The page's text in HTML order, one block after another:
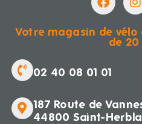
Votre magasin de vélo
de 20
02 40 08 01 01
187 Route de
44800 Saint-